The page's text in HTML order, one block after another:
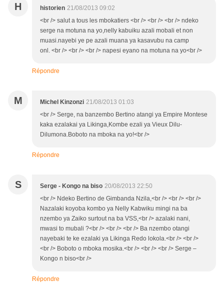
H historien 21/08/2013 09:02
<br /> salut a tous les mbokatiers <br /> <br /> <br /> ndeko
serge na motuna na yo,nelly kabuiku azali mobali et non
muasi.nayebi ye pe azali muana ya kasavubu na camp
onl. <br /> <br /> <br /> napesi eyano na motuna na yo<br />
Répondre
M Michel Kinzonzi 21/08/2013 01:03
<br /> Serge, na banzembo Bertino atangi ya Empire Montese
kaka ezalakai ya Likinga,Kombe ezali ya Vieux Dilu-
Dilumona.Boboto na mboka na yo!<br />
Répondre
S Serge - Kongo na biso 20/08/2013 22:50
<br /> Ndeko Bertino de Gimbanda Nzila,<br /> <br /> <br />
Nazalaki koyoba kombo ya Nelly Kabwiku mingi na ba
nzembo ya Zaiko surtout na ba VSS,<br /> azalaki nani,
mwasi to mubali ?<br /> <br /> <br /> Ba nzembo otangi
nayebaki te ke ezalaki ya Likinga Redo lokola.<br /> <br />
<br /> Boboto o mboka mosika.<br /> <br /> <br /> Serge –
Kongo n biso<br />
Répondre